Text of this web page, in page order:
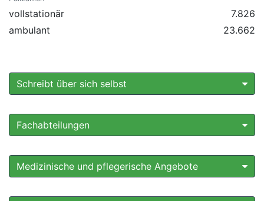
vollstationär
7.826
ambulant
23.662
Schreibt über sich selbst
Fachabteilungen
Medizinische und pflegerische Angebote